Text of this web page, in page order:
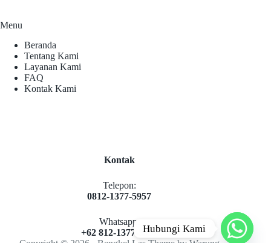
Menu
Beranda
Tentang Kami
Layanan Kami
FAQ
Kontak Kami
Kontak
Telepon:
0812-1377-5957
Whatsapp:
+62 812-1377-5957Hubungi Kami